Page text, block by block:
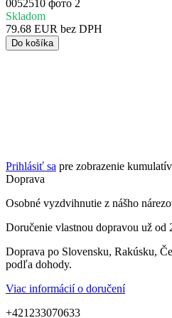
Skladom
79.68 EUR bez DPH
Do košíka
Prihlásiť sa pre zobrazenie
Doprava
Osobné vyzdvihnutie z nášho
Doručenie vlastnou dopravou už od
Doprava po Slovensku, Rakúsku,
podľa dohody.
Viac informácií o doručení
+421233070633